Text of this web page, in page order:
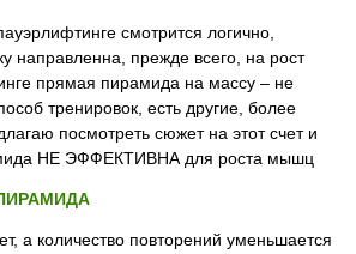
смотрится логично,
направленна, прежде всего, на рост
прямая пирамида на массу – не
тренировок, есть другие, более
посмотреть сюжет на этот счет и
НЕ ЭФФЕКТИВНА для роста мышц
а количество повторений уменьшается